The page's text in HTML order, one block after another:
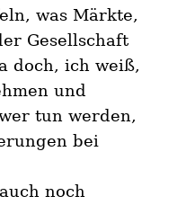
was Märkte,
Gesellschaft
doch, ich weiß,
und
tun werden,
bei
noch